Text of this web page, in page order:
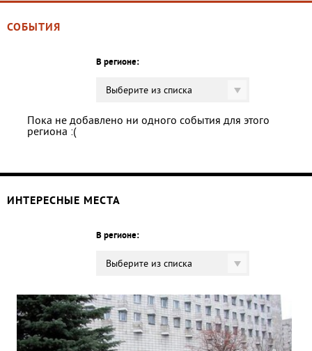
СОБЫТИЯ
В регионе:
Выберите из списка
Пока не добавлено ни одного события для этого
региона :(
ИНТЕРЕСНЫЕ МЕСТА
В регионе:
Выберите из списка